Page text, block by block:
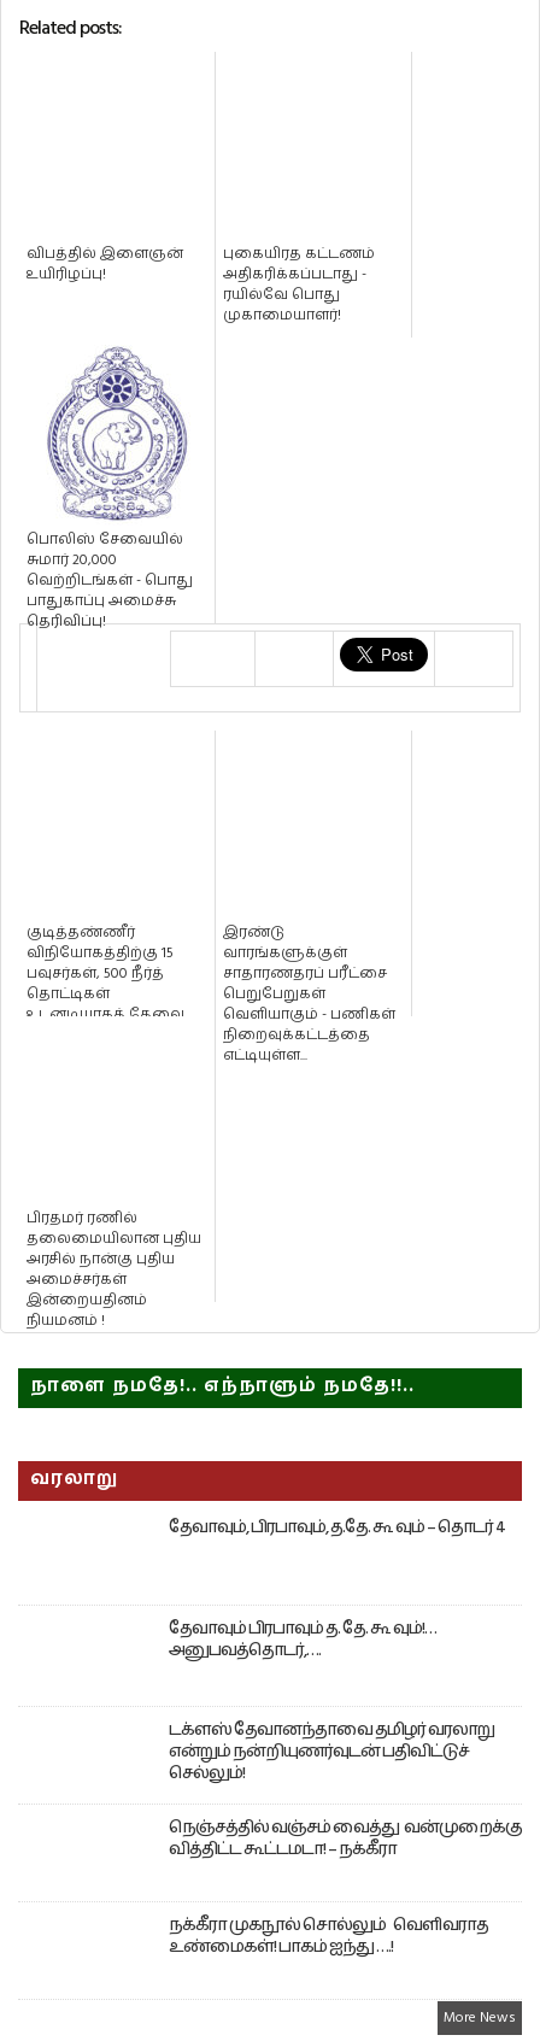
Related posts:
விபத்தில் இளைஞன்
உயிரிழப்பு!
புகையிரத கட்டணம்
அதிகரிக்கப்படாது -
ரயில்வே பொது
முகாமையாளர்!
பொலிஸ் சேவையில்
சுமார் 20,000
வெற்றிடங்கள் - பொது
பாதுகாப்பு அமைச்சு
தெரிவிப்பு!
குடித்தண்ணீர்
விநியோகத்திற்கு 15
பவுசர்கள், 500 நீர்த்
தொட்டிகள்
உடனடியாகத் தேவை
இரண்டு
வாரங்களுக்குள்
சாதாரணதரப் பரீட்சை
பெறுபேறுகள்
வெளியாகும் - பணிகள்
நிறைவுக்கட்டத்தை
எட்டியுள்ள...
பிரதமர் ரணில்
தலைமையிலான புதிய
அரசில் நான்கு புதிய
அமைச்சர்கள்
இன்றையதினம்
நியமனம் !
நாளை நமதே!.. எந்நாளும் நமதே!!..
வரலாறு
தேவாவும், பிரபாவும், த.தே. கூ வும் – தொடர் 4
தேவாவும் பிரபாவும் த. தே. கூ வும்!…
அனுபவத்தொடர்,….
டக்ளஸ் தேவானந்தாவை தமிழர் வரலாறு
என்றும் நன்றியுணர்வுடன் பதிவிட்டுச்
செல்லும்!
நெஞ்சத்தில் வஞ்சம் வைத்து வன்முறைக்கு
வித்திட்ட கூட்டமடா! – நக்கீரா
நக்கீரா முகநூல் சொல்லும் வெளிவராத
உண்மைகள்! பாகம் ஐந்து ….!
More News